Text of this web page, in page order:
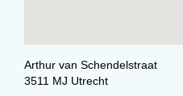
Arthur van Schendelstraat
3511 MJ Utrecht